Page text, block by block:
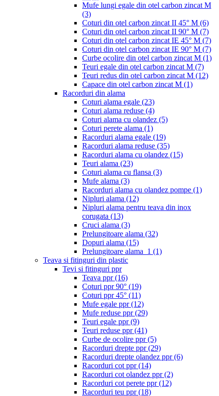
Mufe lungi egale din otel carbon zincat M
(3)
Coturi din otel carbon zincat II 45° M (6)
Coturi din otel carbon zincat II 90° M (7)
Coturi din otel carbon zincat IE 45° M (7)
Coturi din otel carbon zincat IE 90° M (7)
Curbe ocolire din otel carbon zincat M (1)
Teuri egale din otel carbon zincat M (7)
Teuri redus din otel carbon zincat M (12)
Capace din otel carbon zincat M (1)
Racorduri din alama
Coturi alama egale (23)
Coturi alama reduse (4)
Coturi alama cu olandez (5)
Coturi perete alama (1)
Racorduri alama egale (19)
Racorduri alama reduse (35)
Racorduri alama cu olandez (15)
Teuri alama (23)
Coturi alama cu flansa (3)
Mufe alama (3)
Racorduri alama cu olandez pompe (1)
Nipluri alama (12)
Nipluri alama pentru teava din inox
corugata (13)
Cruci alama (3)
Prelungitoare alama (32)
Dopuri alama (15)
Prelungitoare alama_1 (1)
Teava si fitinguri din plastic
Tevi si fitinguri ppr
Teava ppr(16)
Coturi ppr 90° (19)
Coturi ppr 45° (11)
Mufe egale ppr(12)
Mufe reduse ppr(29)
Teuri egale ppr(9)
Teuri reduse ppr(41)
Curbe de ocolire ppr(5)
Racorduri drepte ppr(29)
Racorduri drepte olandez ppr(6)
Racorduri cot ppr(14)
Racorduri cot olandez ppr(2)
Racorduri cot perete ppr(12)
Racorduri teu ppr(18)